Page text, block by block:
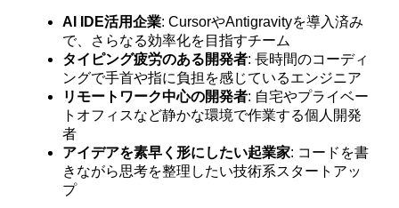
AI IDE活用企業: CursorやAntigravityを導入済み
で、さらなる効率化を目指すチーム
タイピング疲労のある開発者: 長時間のコーディ
ングで手首や指に負担を感じているエンジニア
リモートワーク中心の開発者: 自宅やプライベー
トオフィスなど静かな環境で作業する個人開発
者
アイデアを素早く形にしたい起業家: コードを書
きながら思考を整理したい技術系スタートアッ
プ